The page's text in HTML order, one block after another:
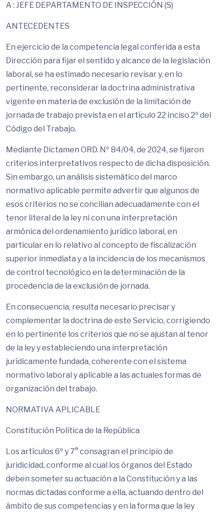
A : JEFE DEPARTAMENTO DE INSPECCIÓN (S)
ANTECEDENTES
En ejercicio de la competencia legal conferida a esta
Dirección para fijar el sentido y alcance de la legislación
laboral, se ha estimado necesario revisar y, en lo
pertinente, reconsiderar la doctrina administrativa
vigente en materia de exclusión de la limitación de
jornada de trabajo prevista en el artículo 22 inciso 2º del
Código del Trabajo.
Mediante Dictamen ORD. Nº 84/04, de 2024, se fijaron
criterios interpretativos respecto de dicha disposición.
Sin embargo, un análisis sistemático del marco
normativo aplicable permite advertir que algunos de
esos criterios no se concilian adecuadamente con el
tenor literal de la ley ni con una interpretación
armónica del ordenamiento jurídico laboral, en
particular en lo relativo al concepto de fiscalización
superior inmediata y a la incidencia de los mecanismos
de control tecnológico en la determinación de la
procedencia de la exclusión de jornada.
En consecuencia, resulta necesario precisar y
complementar la doctrina de este Servicio, corrigiendo
en lo pertinente los criterios que no se ajustan al tenor
de la ley y estableciendo una interpretación
jurídicamente fundada, coherente con el sistema
normativo laboral y aplicable a las actuales formas de
organización del trabajo.
NORMATIVA APLICABLE
Constitución Política de la República
Los artículos 6º y 7° consagran el principio de
juridicidad, conforme al cual los órganos del Estado
deben someter su actuación a la Constitución y a las
normas dictadas conforme a ella, actuando dentro del
ámbito de sus competencias y en la forma que la ley